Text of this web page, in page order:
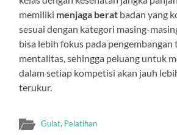
memiliki menjaga berat badan yang
sesuai dengan kategori masing-
bisa lebih fokus pada pengembangan
mentalitas, sehingga peluang untuk
dalam setiap kompetisi akan jauh
terukur.
Gulat, Pelatihan